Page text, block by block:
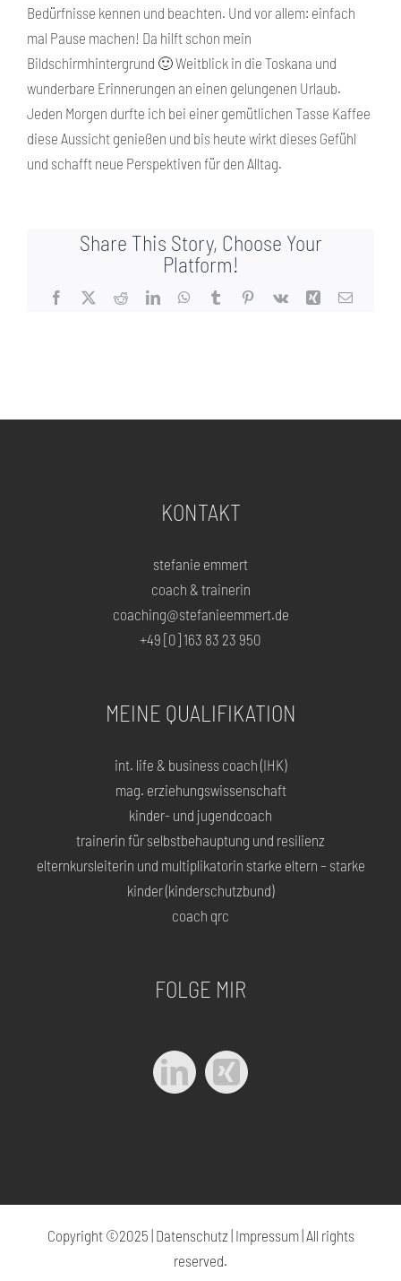
Bedürfnisse kennen und beachten. Und vor allem: einfach
mal Pause machen! Da hilft schon mein
Bildschirmhintergrund 🙂 Weitblick in die Toskana und
wunderbare Erinnerungen an einen gelungenen Urlaub.
Jeden Morgen durfte ich bei einer gemütlichen Tasse Kaffee
diese Aussicht genießen und bis heute wirkt dieses Gefühl
und schafft neue Perspektiven für den Alltag.
Share This Story, Choose Your
Platform!
Facebook
X RedditLinkedInWhatsApp
TumblrPinterest
Vk Xing E-
KONTAKT
stefanie emmert
coach & trainerin
coaching@stefanieemmert.de
+49 [0] 163 83 23 950
MEINE QUALIFIKATION
int. life & business coach (IHK)
mag. erziehungswissenschaft
kinder- und jugendcoach
trainerin für selbstbehauptung und resilienz
elternkursleiterin und multiplikatorin starke eltern – starke
kinder (kinderschutzbund)
coach qrc
FOLGE MIR
Copyright ©2025 | Datenschutz Impressum| All rights
reserved.